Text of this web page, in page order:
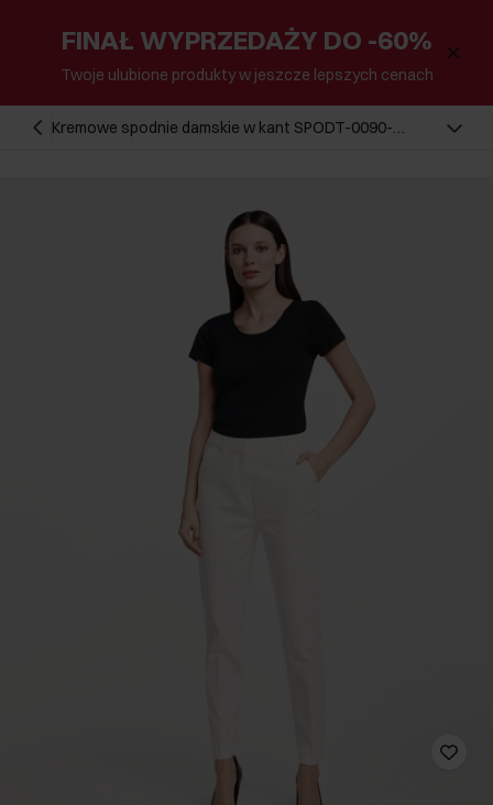
FINAŁ WYPRZEDAŻY DO -60%
Twoje ulubione produkty w jeszcze lepszych cenach
Kremowe spodnie damskie w kant SPODT-0090-